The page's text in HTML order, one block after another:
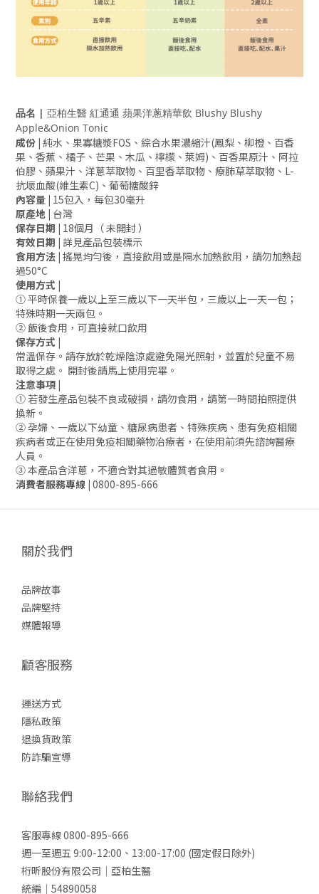
品名 | 亞柏生醫 紅通通 蘋果洋蔥精華飲 Blushy Blushy
Apple&Onion Tonic
成份 | 純水、果寡糖漿FOS、綜合水果濃縮汁(鳳梨、柳橙、百香
果、香蕉、橘子、芒果、木瓜、檸檬、萊姆)、百香果原汁、阿拉
伯膠、蘋果汁、洋蔥萃取物、百里香萃取物、療肺草萃取物、L-
抗壞血酸(維生素C)、葡萄糖酸鋅
內容量 | 15包入，每包30毫升
原產地 | 台灣
保存日期 | 18個月（ 未開封 ）
有效日期 | 詳見產品包裝標示
食用方法 | 搖晃均勻後，直接飲用或是隔水加熱飲用，請勿加熱超
過50°C
使用方式 |
① 平時保養一歲以上至三歲以下一天半包，三歲以上一天一包；
特殊時期一天兩包 。
② 飯後食用，可直接就口飲用
保存方式 |
常溫保存。請存放於乾燥陰涼處避免陽光照射，並置於兒童不易
取得之處。 開封後請馬上使用完畢。
注意事項 |
① 若發生產品包裝不良或破損，請勿食用，請第一時間拍照提供
換新。
② 孕婦、一歲以下幼童、糖尿病患者、特殊疾病、患有免疫相關
疾病者或正在使用免疫相關藥物治療者，在使用前須先諮詢醫療
人員。
③ 本產品含洋蔥，不適合對其過敏體質者食用。
消費者服務專線 | 0800-895-666
關於我們
品牌故事
品牌堅持
媒體報導
顧客服務
運送方式
隱私政策
退換貨政策
防詐騙宣導
聯絡我們
客服專線 0800-895-666
週一至週五 9:00-12:00、13:00-17:00 (國定假日除外)
桁昕股份有限公司｜亞柏生醫
統編｜54890058